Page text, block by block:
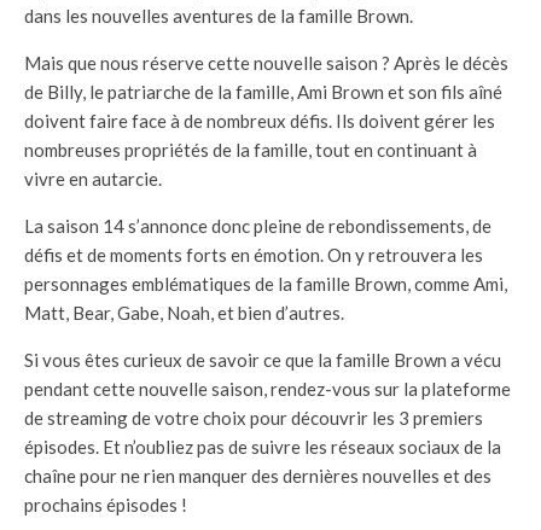
dans les nouvelles aventures de la famille Brown.
Mais que nous réserve cette nouvelle saison ? Après le décès
de Billy, le patriarche de la famille, Ami Brown et son fils aîné
doivent faire face à de nombreux défis. Ils doivent gérer les
nombreuses propriétés de la famille, tout en continuant à
vivre en autarcie.
La saison 14 s’annonce donc pleine de rebondissements, de
défis et de moments forts en émotion. On y retrouvera les
personnages emblématiques de la famille Brown, comme Ami,
Matt, Bear, Gabe, Noah, et bien d’autres.
Si vous êtes curieux de savoir ce que la famille Brown a vécu
pendant cette nouvelle saison, rendez-vous sur la plateforme
de streaming de votre choix pour découvrir les 3 premiers
épisodes. Et n’oubliez pas de suivre les réseaux sociaux de la
chaîne pour ne rien manquer des dernières nouvelles et des
prochains épisodes !